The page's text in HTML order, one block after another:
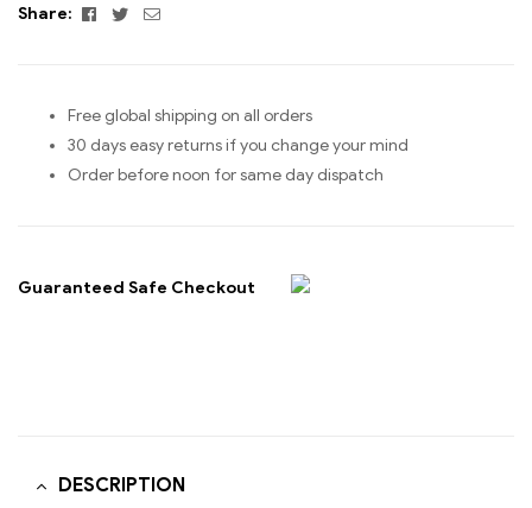
Share:
Facebook
TwitterEmail
Free global shipping on all orders
30 days easy returns if you change your mind
Order before noon for same day dispatch
Guaranteed Safe Checkout
DESCRIPTION